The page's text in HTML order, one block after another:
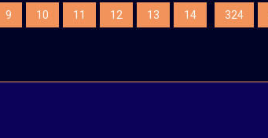
9 10 11 12 13 14 324